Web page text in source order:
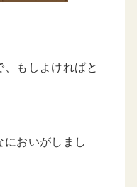
もしよければと
おいがしまし